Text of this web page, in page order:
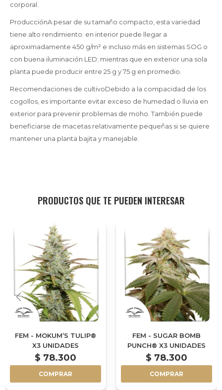
corporal.
ProducciónA pesar de su tamaño compacto, esta variedad
tiene alto rendimiento: en interior puede llegar a
aproximadamente 450 g/m² e incluso más en sistemas SOG o
con buena iluminación LED; mientras que en exterior una sola
planta puede producir entre 25 g y 75 g en promedio.
Recomendaciones de cultivoDebido a la compacidad de los
cogollos, es importante evitar exceso de humedad o lluvia en
exterior para prevenir problemas de moho. También puede
beneficiarse de macetas relativamente pequeñas si se quiere
mantener una planta bajita y manejable.
PRODUCTOS QUE TE PUEDEN INTERESAR
FEM - MOKUM’S TULIP®
X3 UNIDADES
$ 78.300
COMPRAR
FEM - SUGAR BOMB
PUNCH® X3 UNIDADES
$ 78.300
COMPRAR